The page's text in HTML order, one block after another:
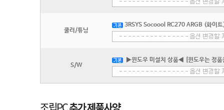
쿨러/튜닝
3RSYS Socoool RC270 ARGB (화이
S/W
▶윈도우 미설치 상품◀ [윈도우는 정